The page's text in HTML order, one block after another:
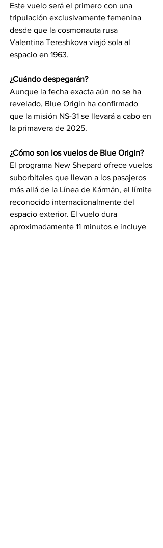
Este vuelo será el primero con una
tripulación exclusivamente femenina
desde que la cosmonauta rusa
Valentina Tereshkova viajó sola al
espacio en 1963.
¿Cuándo despegarán?
Aunque la fecha exacta aún no se ha
revelado, Blue Origin ha confirmado
que la misión NS-31 se llevará a cabo en
la primavera de 2025.
¿Cómo son los vuelos de Blue Origin?
El programa New Shepard ofrece vuelos
suborbitales que llevan a los pasajeros
más allá de la Línea de Kármán, el límite
reconocido internacionalmente del
espacio exterior. El vuelo dura
aproximadamente 11 minutos e incluye